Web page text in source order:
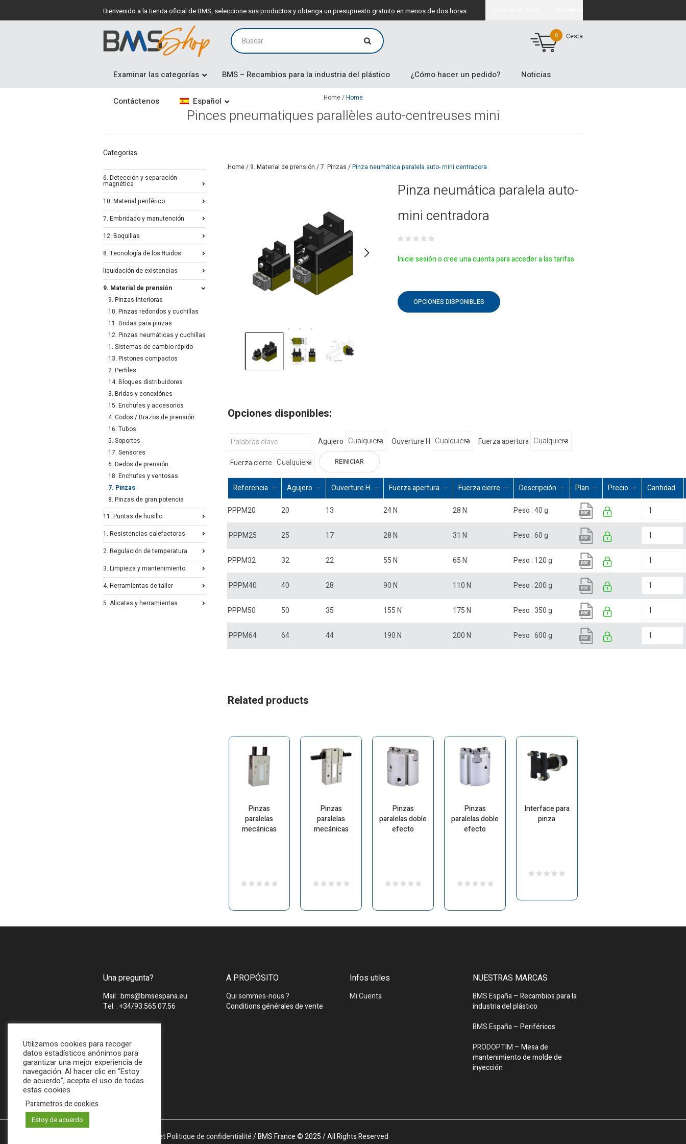
Bienvenido a la tienda oficial de BMS, seleccione sus productos y obtenga un presupuesto gratuito en menos de dos horas.
0 Cesta
Examinar las categorías BMS – Recambios para la industria del plástico ¿Cómo hacer un pedido? Noticias
Contáctenos Español Home/Home
Pinces pneumatiques parallèles auto-centreuses mini
Home/ 9. Material de prensión /7. Pinzas /Pinza neumática paralela auto- mini centradora
Pinza neumática paralela auto-
mini centradora
Inicie sesión o cree una cuenta para acceder a las tarifas
OPCIONES DISPONIBLES
Opciones disponibles:
Agujero Ouverture H
Fuerza apertura
Fuerza cierre
REINICIAR
Referencia Agujero Ouverture H Fuerza apertura Fuerza cierre Descripción Plan Precio Cantidad
PPPM20 20 13 24 N 28 N Peso : 40 g
PPPM25 25 17 28 N 31 N Peso : 60 g
PPPM32 32 22 55 N 65 N Peso : 120 g
PPPM40 40 28 90 N 110 N Peso : 200 g
PPPM50 50 35 155 N 175 N Peso : 350 g
PPPM64 64 44 190 N 200 N Peso : 600 g
Related products
Pinzas
paralelas
mecánicas
Pinzas
paralelas
mecánicas
Pinzas
paralelas doble
efecto
Pinzas
paralelas doble
efecto
Interface para
pinza
Categorías
6. Detección y separación
magnética
10. Material periférico
7. Embridado y manutención
12. Boquillas
8. Tecnología de los fluidos
liquidación de existencias
9. Material de prensión
9. Pinzas interioras
10. Pinzas redondos y cuchillas
11. Bridas para pinzas
12. Pinzas neumáticas y cuchillas
1. Sistemas de cambio rápido
13. Pistones compactos
2. Perfiles
14. Bloques distribuidores
3. Bridas y conexiónes
15. Enchufes y accesorios
4. Codos / Brazos de prensión
16. Tubos
5. Soportes
17. Sensores
6. Dedos de prensión
18. Enchufes y ventosas
7. Pinzas
8. Pinzas de gran potencia
11. Puntas de husillo
1. Resistencias calefactoras
2. Regulación de temperatura
3. Limpieza y mantenimiento
4. Herramientas de taller
5. Alicates y herramientas
Una pregunta?
Mail : bms@bmsespana.eu
Tel. : +34/93.565.07.56
A PROPÓSITO
Qui sommes-nous ?
Conditions générales de vente
Infos utiles
Mi Cuenta
NUESTRAS MARCAS
BMS España– Recambios para la
industria del plástico
BMS España– Periféricos
PRODOPTIM – Mesa de
mantenimiento de molde de
inyección
Mentions légales et Politique de confidentialité/ BMS France © 2025 / All Rights Reserved
Utilizamos cookies para recoger
datos estadísticos anónimos para
garantizar una mejor experiencia de
navegación. Al hacer clic en "Estoy
de acuerdo", acepta el uso de todas
estas cookies
Parametros de cookies
Estoy de acuerdo